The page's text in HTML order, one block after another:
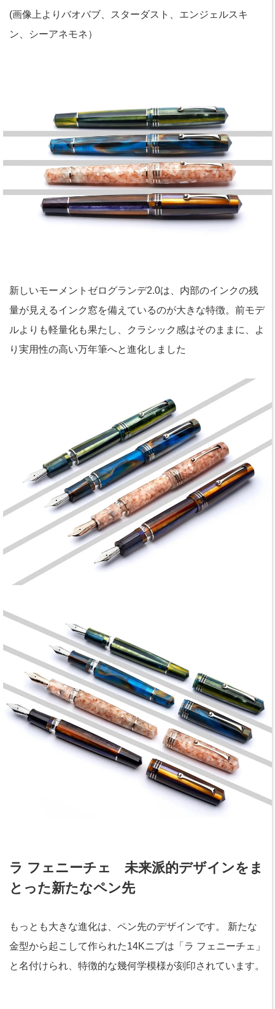
(画像上よりバオバブ、スターダスト、エンジェルスキ
ン、シーアネモネ）
新しいモーメントゼログランデ2.0は、内部のインクの残
量が見えるインク窓を備えているのが大きな特徴。前モデ
ルよりも軽量化も果たし、クラシック感はそのままに、よ
り実用性の高い万年筆へと進化しました
ラ フェニーチェ 未来派的デザインをま
とった新たなペン先
もっとも大きな進化は、ペン先のデザインです。 新たな
金型から起こして作られた14Kニブは「ラ フェニーチェ」
と名付けられ、特徴的な幾何学模様が刻印されています。